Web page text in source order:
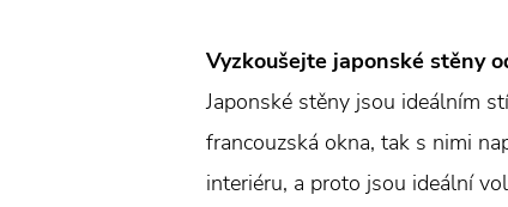
Vyzkoušejte japonské stěny
Japonské stěny jsou ideálním
francouzská okna, tak s nimi
interiéru, a proto jsou ideální